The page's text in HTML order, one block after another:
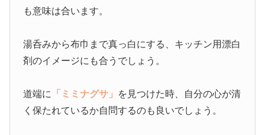
も意味は合います。
湯呑みから布巾まで真っ白にする、キッチン用漂白
剤のイメージにも合うでしょう。
道端に 「ミミナグサ」 を見つけた時、自分の心が清
く保たれているか自問するのも良いでしょう。